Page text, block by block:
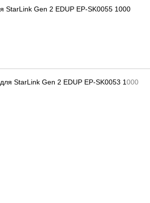
StarLink Gen 2 EDUP EP-SK0055 1000